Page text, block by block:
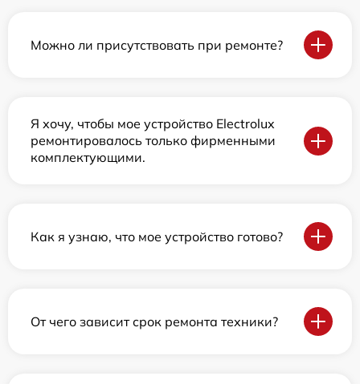
Можно ли присутствовать при ремонте?
Я хочу, чтобы мое устройство Electrolux
ремонтировалось только фирменными
комплектующими.
Как я узнаю, что мое устройство готово?
От чего зависит срок ремонта техники?